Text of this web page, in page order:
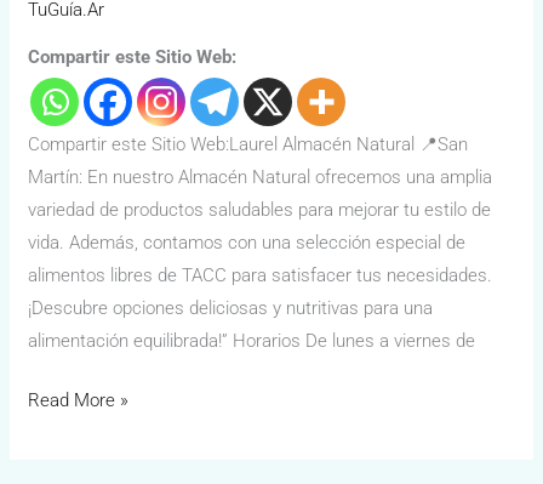
TuGuía.Ar
Compartir este Sitio Web:
Compartir este Sitio Web:Laurel Almacén Natural 📍San
Martín: En nuestro Almacén Natural ofrecemos una amplia
variedad de productos saludables para mejorar tu estilo de
vida. Además, contamos con una selección especial de
alimentos libres de TACC para satisfacer tus necesidades.
¡Descubre opciones deliciosas y nutritivas para una
alimentación equilibrada!” Horarios De lunes a viernes de
Read More »